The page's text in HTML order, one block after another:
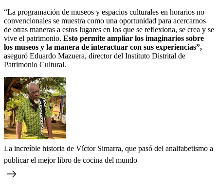
“La programación de museos y espacios culturales en horarios no
convencionales se muestra como una oportunidad para acercarnos
de otras maneras a estos lugares en los que se reflexiona, se crea y se
vive el patrimonio. Esto permite ampliar los imaginarios sobre
los museos y la manera de interactuar con sus experiencias”,
aseguró Eduardo Mazuera, director del Instituto Distrital de
Patrimonio Cultural.
La increíble historia de Víctor Simarra, que pasó del analfabetismo a
publicar el mejor libro de cocina del mundo